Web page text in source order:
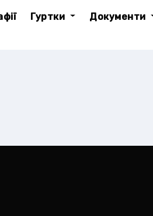
Гуртки
Документи